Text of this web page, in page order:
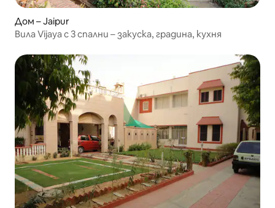
Дом – Jaipur
Вила Vijaya с 3 спални – закуска, градина, кухня